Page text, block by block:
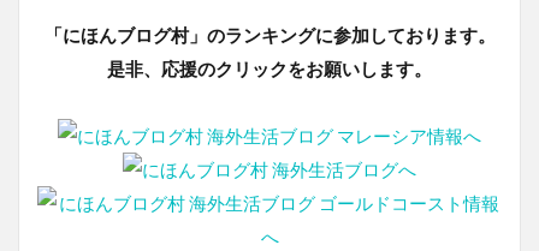
「にほんブログ村」のランキングに参加しております。
是非、応援のクリックをお願いします。